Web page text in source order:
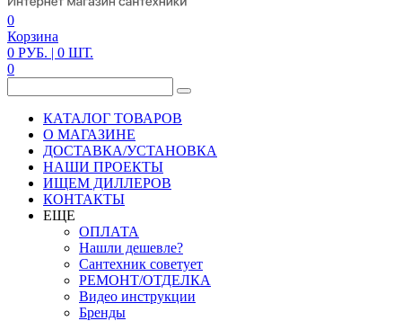
0
Корзина
0 РУБ. | 0 ШТ.
0
КАТАЛОГ ТОВАРОВ
О МАГАЗИНЕ
ДОСТАВКА/УСТАНОВКА
НАШИ ПРОЕКТЫ
ИЩЕМ ДИЛЛЕРОВ
КОНТАКТЫ
ЕЩЕ
ОПЛАТА
Нашли дешевле?
Сантехник советует
РЕМОНТ/ОТДЕЛКА
Видео инструкции
Бренды